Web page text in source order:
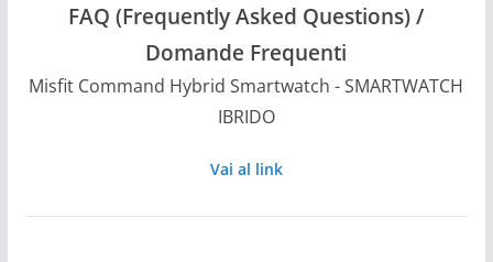
FAQ (Frequently Asked Questions) /
Domande Frequenti
Misfit Command Hybrid Smartwatch - SMARTWATCH
IBRIDO
Vai al link